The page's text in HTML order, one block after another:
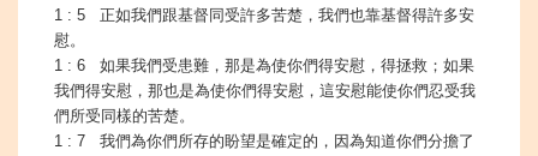
1 : 5 正如我們跟基督同受許多苦楚，我們也靠基督得許多安
慰。
1 : 6 如果我們受患難，那是為使你們得安慰，得拯救；如果
我們得安慰，那也是為使你們得安慰，這安慰能使你們忍受我
們所受同樣的苦楚。
1 : 7 我們為你們所存的盼望是確定的，因為知道你們分擔了